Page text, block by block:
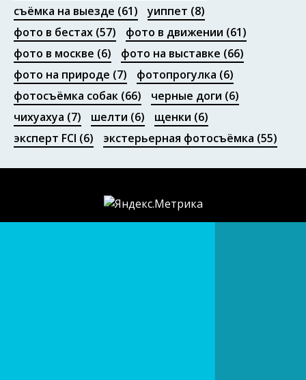
съёмка на выезде (61) уиппет (8)
фото в бестах (57) фото в движении (61)
фото в москве (6) фото на выставке (66)
фото на природе (7) фотопрогулка (6)
фотосъёмка собак (66) черные доги (6)
чихуахуа (7) шелти (6) щенки (6)
эксперт FCI (6) экстерьерная фотосъёмка (55)